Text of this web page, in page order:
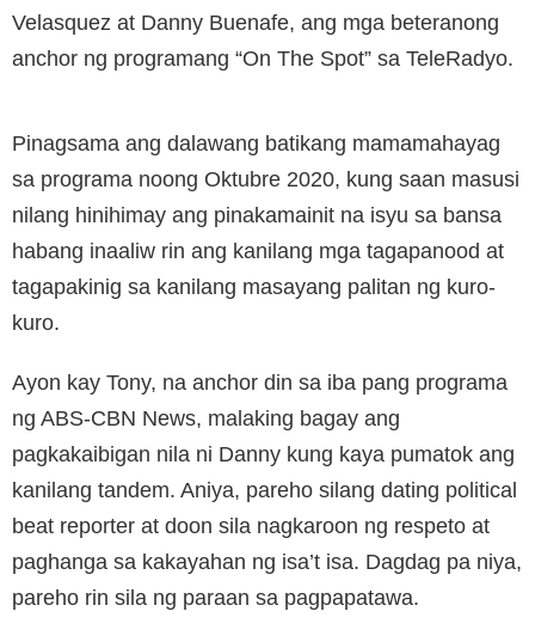
Velasquez at Danny Buenafe, ang mga beteranong
anchor ng programang “On The Spot” sa TeleRadyo.
Pinagsama ang dalawang batikang mamamahayag
sa programa noong Oktubre 2020, kung saan masusi
nilang hinihimay ang pinakamainit na isyu sa bansa
habang inaaliw rin ang kanilang mga tagapanood at
tagapakinig sa kanilang masayang palitan ng kuro-
kuro.
Ayon kay Tony, na anchor din sa iba pang programa
ng ABS-CBN News, malaking bagay ang
pagkakaibigan nila ni Danny kung kaya pumatok ang
kanilang tandem. Aniya, pareho silang dating political
beat reporter at doon sila nagkaroon ng respeto at
paghanga sa kakayahan ng isa’t isa. Dagdag pa niya,
pareho rin sila ng paraan sa pagpapatawa.